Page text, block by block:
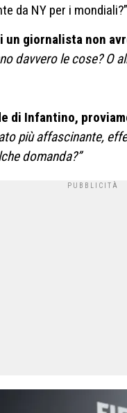
da NY per i mondiali?”
un giornalista non
davvero le cose? O
di Infantino,
più affascinante,
domanda?”